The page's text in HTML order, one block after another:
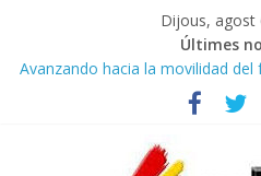
Dijous, agost
Últimes
COMUNICADO CONJUNTO STAC
Avanzando hacia la movilidad del
Programa de Radio TAXI LIBRE
STAC/ATC SOLICITAN TAULA